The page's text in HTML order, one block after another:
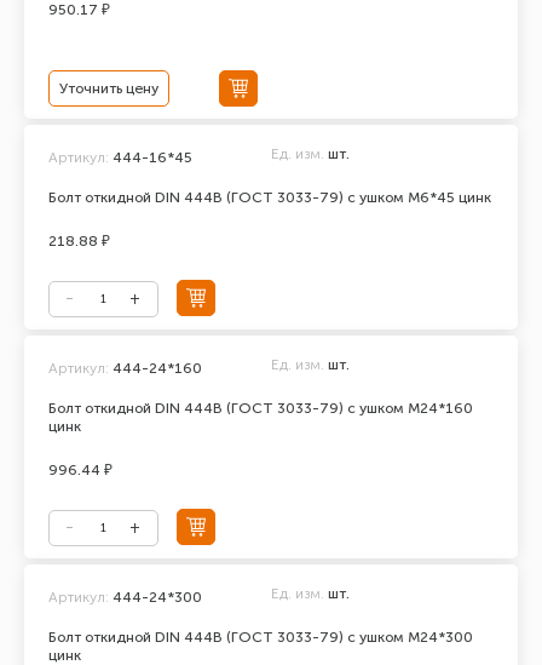
950.17 ₽
Уточнить цену
Болт откидной DIN 444В (ГОСТ 3033-79) с ушком М6*45 цинк
Артикул: 444-16*45 Ед. изм. шт.
218.88 ₽
Болт откидной DIN 444В (ГОСТ 3033-79) с ушком М24*160
цинк
Артикул: 444-24*160 Ед. изм. шт.
996.44 ₽
Болт откидной DIN 444В (ГОСТ 3033-79) с ушком М24*300
цинк
Артикул: 444-24*300 Ед. изм. шт.